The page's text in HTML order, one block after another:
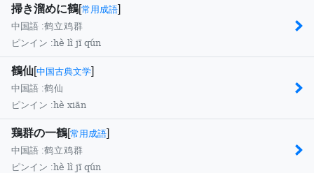
掃き溜めに鶴[常用成語]
中国語 :鹤立鸡群
ピンイン :hè lì jī qún
鶴仙[中国古典文学]
中国語 :鹤仙
ピンイン :hè xiān
鶏群の一鶴[常用成語]
中国語 :鹤立鸡群
ピンイン :hè lì jī qún